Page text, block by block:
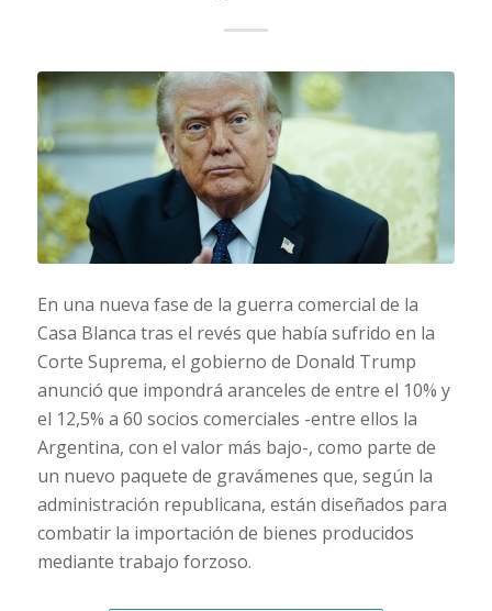
En una nueva fase de la guerra comercial de la
Casa Blanca tras el revés que había sufrido en la
Corte Suprema, el gobierno de Donald Trump
anunció que impondrá aranceles de entre el 10% y
el 12,5% a 60 socios comerciales -entre ellos la
Argentina, con el valor más bajo-, como parte de
un nuevo paquete de gravámenes que, según la
administración republicana, están diseñados para
combatir la importación de bienes producidos
mediante trabajo forzoso.